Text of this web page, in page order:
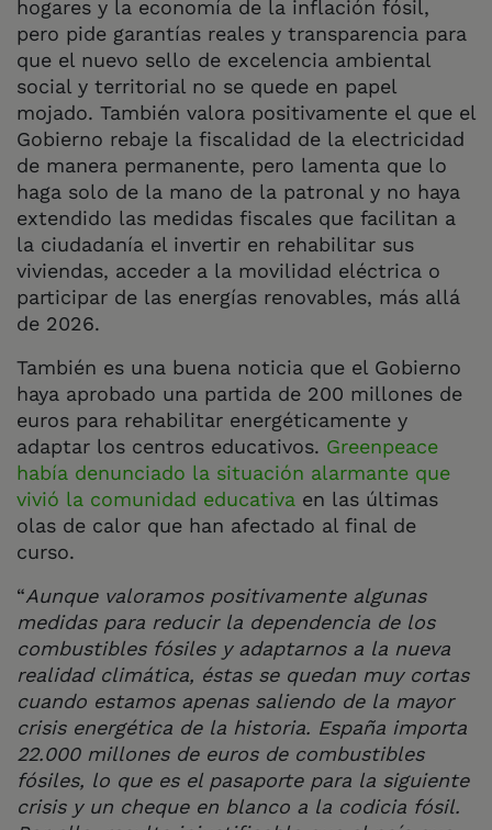
hogares y la economía de la inflación fósil,
pero pide garantías reales y transparencia para
que el nuevo sello de excelencia ambiental
social y territorial no se quede en papel
mojado. También valora positivamente el que el
Gobierno rebaje la fiscalidad de la electricidad
de manera permanente, pero lamenta que lo
haga solo de la mano de la patronal y no haya
extendido las medidas fiscales que facilitan a
la ciudadanía el invertir en rehabilitar sus
viviendas, acceder a la movilidad eléctrica o
participar de las energías renovables, más allá
de 2026.
También es una buena noticia que el Gobierno
haya aprobado una partida de 200 millones de
euros para rehabilitar energéticamente y
adaptar los centros educativos. Greenpeace
había denunciado la situación alarmante que
vivió la comunidad educativa en las últimas
olas de calor que han afectado al final de
curso.
“Aunque valoramos positivamente algunas
medidas para reducir la dependencia de los
combustibles fósiles y adaptarnos a la nueva
realidad climática, éstas se quedan muy cortas
cuando estamos apenas saliendo de la mayor
crisis energética de la historia. España importa
22.000 millones de euros de combustibles
fósiles, lo que es el pasaporte para la siguiente
crisis y un cheque en blanco a la codicia fósil.